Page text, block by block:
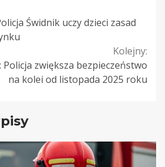
Świdnik uczy dzieci zasad
Kolejny:
Policja zwiększa bezpieczeństwo
na kolei od listopada 2025 roku